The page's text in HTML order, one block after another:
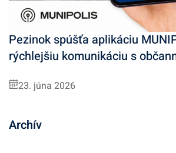
Pezinok spúšťa aplikáciu
rýchlejšiu komunikáciu s
23. júna 2026
Archív